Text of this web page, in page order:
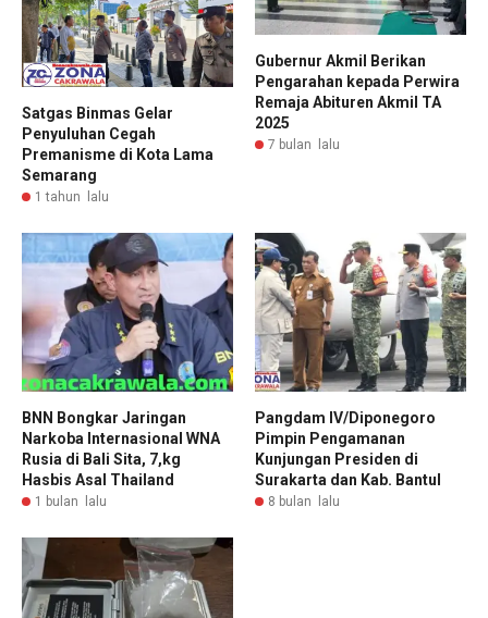
Satgas Binmas Gelar
Penyuluhan Cegah
Premanisme di Kota Lama
Semarang
1 tahun lalu
Gubernur Akmil Berikan
Pengarahan kepada Perwira
Remaja Abituren Akmil TA
2025
7 bulan lalu
BNN Bongkar Jaringan
Narkoba Internasional WNA
Rusia di Bali Sita, 7,kg
Hasbis Asal Thailand
1 bulan lalu
Pangdam IV/Diponegoro
Pimpin Pengamanan
Kunjungan Presiden di
Surakarta dan Kab. Bantul
8 bulan lalu